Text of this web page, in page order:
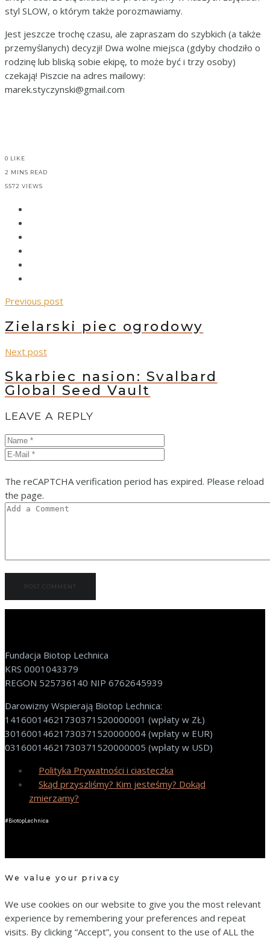
styl SLOW, o którym także porozmawiamy.
Jest jeszcze trochę czasu, ale zapraszam do szybkich (a także
przemyślanych) decyzji! Dwa wolne miejsca (gdyby chodziło o
rodzinę lub bliską sobie ekipę, to może być i trzy osoby)
czekają! Piszcie na adres mailowy:
marek.styczynski@gmail.com
0 LIKE
2 MINS READ
5572 VIEWS
Previous post
Zielarski piec ogrodowy
Next post
Skarbiec nasion: Svalbard
Global Seed Vault
LEAVE A REPLY
The reCAPTCHA verification period has expired. Please reload
the page.
Fundacja Biotop Lechnica
KRS 0001043379
REGON 525736140 NIP 6762645939
Darowizny Wspierają Biotop Lechnica:
14160014621730371520000001 (wpłaty w ZŁ)
30160014621730371520000004 (wpłaty w EUR)
03160014621730371520000005 (wpłaty w USD)
Polityka Prywatności i ciasteczka
Skąd przyszliśmy? Kim jesteśmy? Dokąd
zmierzamy?
#BiotopLechnica
We value your privacy
We use cookies on our website to give you the most relevant
experience by remembering your preferences and repeat
visits. By clicking “Accept”, you consent to the use of ALL the